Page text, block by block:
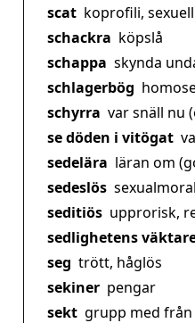
scat koprofili,
schackra köpslå
schappa skynda
schlagerbög
schyrra var snäll nu
se döden i vitögat
sedelära läran om
sedeslös
seditiös upprorisk,
sedlighetens
seg trött, håglös
sekiner pengar
sekt grupp med från